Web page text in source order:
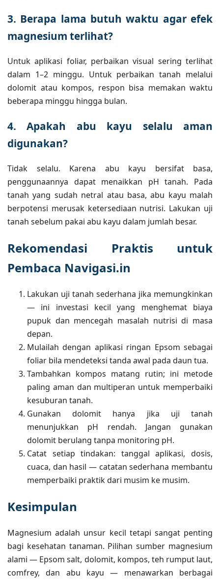
3. Berapa lama butuh waktu agar efek
magnesium terlihat?
Untuk aplikasi foliar, perbaikan visual sering terlihat
dalam 1–2 minggu. Untuk perbaikan tanah melalui
dolomit atau kompos, respon bisa memakan waktu
beberapa minggu hingga bulan.
4. Apakah abu kayu selalu aman
digunakan?
Tidak selalu. Karena abu kayu bersifat basa,
penggunaannya dapat menaikkan pH tanah. Pada
tanah yang sudah netral atau basa, abu kayu malah
berpotensi merusak ketersediaan nutrisi. Lakukan uji
tanah sebelum pakai abu kayu dalam jumlah besar.
Rekomendasi Praktis untuk
Pembaca Navigasi.in
Lakukan uji tanah sederhana jika memungkinkan
— ini investasi kecil yang menghemat biaya
pupuk dan mencegah masalah nutrisi di masa
depan.
Mulailah dengan aplikasi ringan Epsom sebagai
foliar bila mendeteksi tanda awal pada daun tua.
Tambahkan kompos matang rutin; ini metode
paling aman dan multiperan untuk memperbaiki
kesuburan tanah.
Gunakan dolomit hanya jika uji tanah
menunjukkan pH rendah. Jangan gunakan
dolomit berulang tanpa monitoring pH.
Catat setiap tindakan: tanggal aplikasi, dosis,
cuaca, dan hasil — catatan sederhana membantu
memperbaiki praktik dari musim ke musim.
Kesimpulan
Magnesium adalah unsur kecil tetapi sangat penting
bagi kesehatan tanaman. Pilihan sumber magnesium
alami — Epsom salt, dolomit, kompos, teh rumput laut,
comfrey, dan abu kayu — menawarkan berbagai